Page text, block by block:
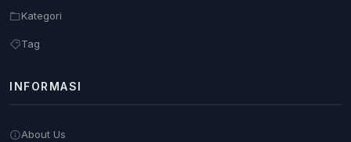
Kategori
Tag
INFORMASI
About Us